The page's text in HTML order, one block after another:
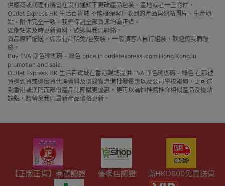
供應商或代理有機會在沒有通知下更改產品包裝、產地或者一些附件，
Outlet Express HK 生活百貨城 不能確保客戶收到的產品與網站圖片、生產地
點、附件完全一致。我們保證全部貨源均為正貨。
如網站未及時更新資料，歡迎與我們聯絡。
貨品原箱配送，如沒有註明免/包安裝，一般須客人自行組裝，歡迎與我們聯
絡。
Buy EVA 淨色瑜珈磚 - 綠色 price in outletexpress .com Hong Kong.In
promotion and sale.
Outlet Express HK 生活百貨城在香港觀塘提供 EVA 淨色瑜珈磚 - 綠色 在那裡
買邊到買或邊度買代理資料及價錢實惠借批發優惠以及公司學校報價，更可送
到香港或澳門而部份產品比團購更優惠，更可以為你推薦推介相似產品及優點
缺點，請留意我們最新產品價格更新。
【正版正貨】商標認證 優網店認證 滿HKD600免費送貨